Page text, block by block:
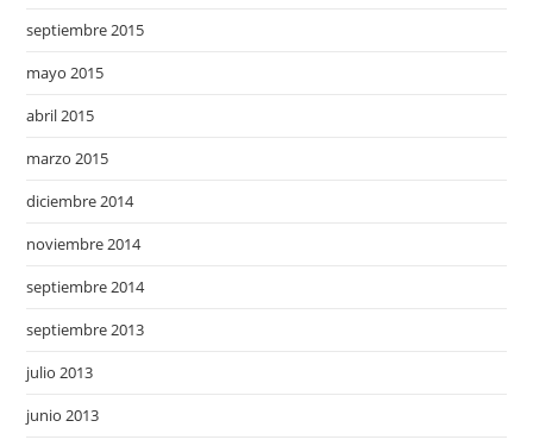
septiembre 2015
mayo 2015
abril 2015
marzo 2015
diciembre 2014
noviembre 2014
septiembre 2014
septiembre 2013
julio 2013
junio 2013